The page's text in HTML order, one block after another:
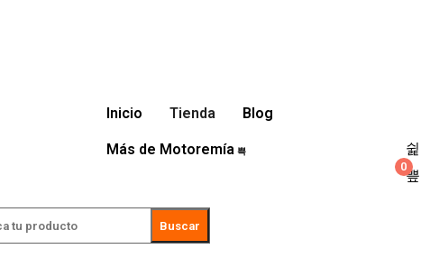
Inicio Tienda Blog
Más de Motoremía
0
Buscar